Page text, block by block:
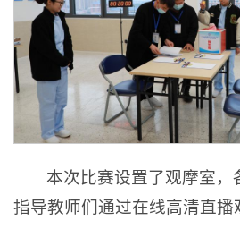
本次比赛设置了观摩室，
指导教师们通过在线高清直播